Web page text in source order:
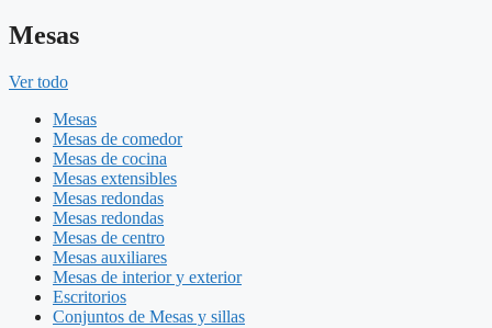
Mesas
Ver todo
Mesas
Mesas de comedor
Mesas de cocina
Mesas extensibles
Mesas redondas
Mesas redondas
Mesas de centro
Mesas auxiliares
Mesas de interior y exterior
Escritorios
Conjuntos de Mesas y sillas